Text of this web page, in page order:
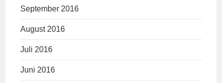
September 2016
August 2016
Juli 2016
Juni 2016